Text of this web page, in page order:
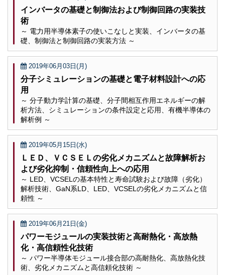
インバータの基礎と制御法および制御回路の実装技
術
～ 電力用半導体素子の使いこなしと実装、インバータの基
礎、制御法と制御回路の実装方法 ～
2019年06月03日(月)
分子シミュレーションの基礎と電子材料設計への応
用
～ 分子動力学計算の基礎、分子間相互作用エネルギーの解
析方法、シミュレーションの条件設定と応用、有機半導体の
解析例 ～
2019年05月15日(水)
ＬＥＤ、ＶＣＳＥＬの劣化メカニズムと故障解析お
よび劣化抑制・信頼性向上への応用
～ LED、VCSELの基本特性と寿命試験および故障（劣化）
解析技術、GaN系LD、LED、VCSELの劣化メカニズムと信
頼性 ～
2019年06月21日(金)
パワーモジュールの実装技術と高耐熱化・高放熱
化・高信頼性化技術
～ パワー半導体モジュール接合部の高耐熱化、高放熱化技
術、劣化メカニズムと高信頼化技術 ～